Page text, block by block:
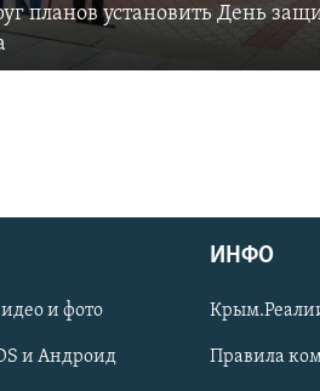
планов установить День
и фото
и Андроид
ИНФО
Правила